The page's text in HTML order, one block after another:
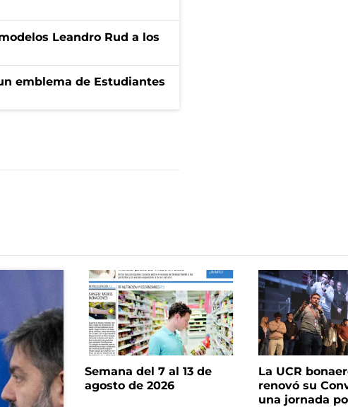
Leandro Rud a los
emblema de Estudiantes
Semana del 7 al 13 de
agosto de 2026
La UCR
renovó su
una jornada